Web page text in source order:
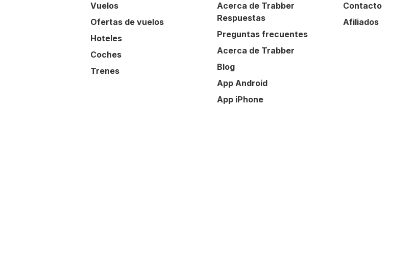
Vuelos
Ofertas de vuelos
Hoteles
Coches
Trenes
Acerca de Trabber
Respuestas
Preguntas frecuentes
Acerca de Trabber
Blog
App Android
App iPhone
Contacto
Afiliados